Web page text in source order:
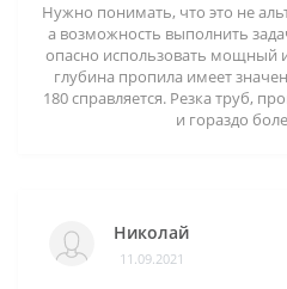
Нужно понимать, что это не
а возможность выполнить
опасно использовать мощный
глубина пропила имеет
180 справляется. Резка труб,
и гораздо
Николай
11.09.2021